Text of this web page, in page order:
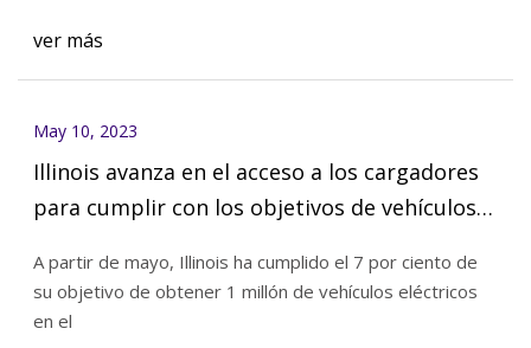
ver más
May 10, 2023
Illinois avanza en el acceso a los cargadores
para cumplir con los objetivos de vehículos
A partir de mayo, Illinois ha cumplido el 7 por ciento de
su objetivo de obtener 1 millón de vehículos eléctricos
en el